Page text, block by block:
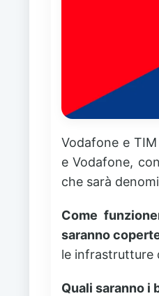
Vodafone e
e Vodafone,
che sarà
Come
saranno
le infrastrutture
Quali saranno i